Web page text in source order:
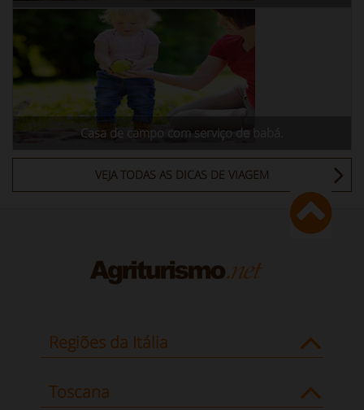
Casa de campo com serviço de babá.
VEJA TODAS AS DICAS DE VIAGEM
Regiões da Itália
Toscana